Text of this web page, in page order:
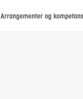
Arrangementer og